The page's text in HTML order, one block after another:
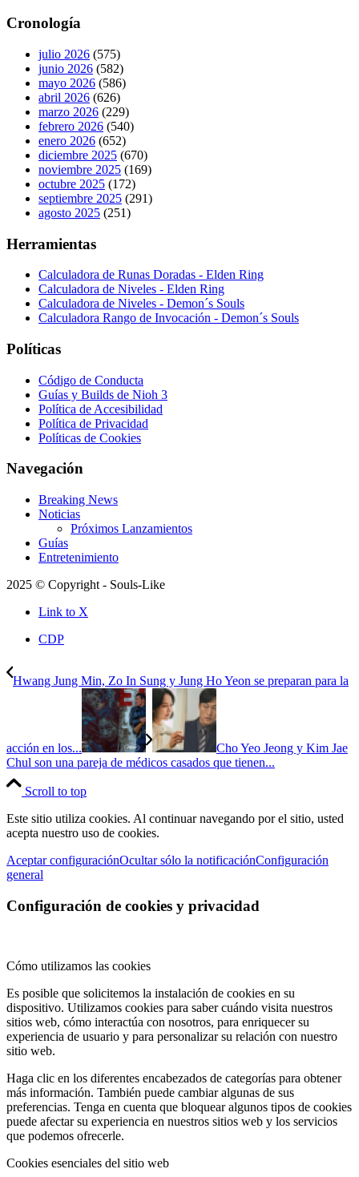
Cronología
julio 2026 (575)
junio 2026 (582)
mayo 2026 (586)
abril 2026 (626)
marzo 2026 (229)
febrero 2026 (540)
enero 2026 (652)
diciembre 2025 (670)
noviembre 2025 (169)
octubre 2025 (172)
septiembre 2025 (291)
agosto 2025 (251)
Herramientas
Calculadora de Runas Doradas - Elden Ring
Calculadora de Niveles - Elden Ring
Calculadora de Niveles - Demon´s Souls
Calculadora Rango de Invocación - Demon´s Souls
Políticas
Código de Conducta
Guías y Builds de Nioh 3
Política de Accesibilidad
Política de Privacidad
Políticas de Cookies
Navegación
Breaking News
Noticias
Próximos Lanzamientos
Guías
Entretenimiento
2025 © Copyright - Souls-Like
Link to X
CDP
Hwang Jung Min, Zo In Sung y Jung Ho Yeon se preparan para la
acción en los...
Cho Yeo Jeong y Kim Jae
Chul son una pareja de médicos casados ​​que tienen...
Scroll to top
Este sitio utiliza cookies. Al continuar navegando por el sitio, usted
acepta nuestro uso de cookies.
Aceptar configuraciónOcultar sólo la notificaciónConfiguración
general
Configuración de cookies y privacidad
Cómo utilizamos las cookies
Es posible que solicitemos la instalación de cookies en su
dispositivo. Utilizamos cookies para saber cuándo visita nuestros
sitios web, cómo interactúa con nosotros, para enriquecer su
experiencia de usuario y para personalizar su relación con nuestro
sitio web.
Haga clic en los diferentes encabezados de categorías para obtener
más información. También puede cambiar algunas de sus
preferencias. Tenga en cuenta que bloquear algunos tipos de cookies
puede afectar su experiencia en nuestros sitios web y los servicios
que podemos ofrecerle.
Cookies esenciales del sitio web